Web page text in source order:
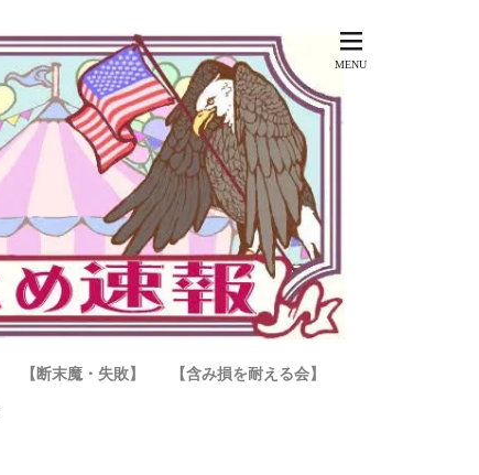
【断末魔・失敗】 【含み損を耐える会】